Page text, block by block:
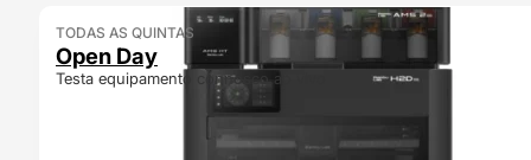
TODAS AS QUINTAS
Open Day
Testa equipamento connosco ao vivo